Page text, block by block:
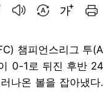
챔피언스리그 투(A
0-1로 뒤진 후반 24
나온 볼을 잡아냈다.